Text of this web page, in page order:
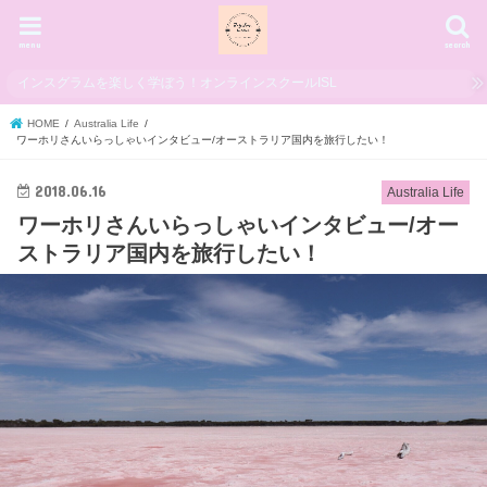
search
menu
インスグラムを楽しく学ぼう！オンラインスクールISL
HOME
Australia Life
ワーホリさんいらっしゃいインタビュー/オーストラリア国内を旅行したい！
Australia Life
2018.06.16
ワーホリさんいらっしゃいインタビュー/オー
ストラリア国内を旅行したい！